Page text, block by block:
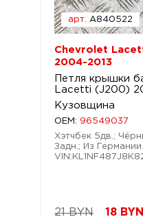
арт. A840522
Chevrolet
2004-2013
Петля крышки
Lacetti (J200)
Кузовщина
OEM: 96549037
Хэтчбек 5дв.;
Задн.; Из
21 BYN 18 BYN